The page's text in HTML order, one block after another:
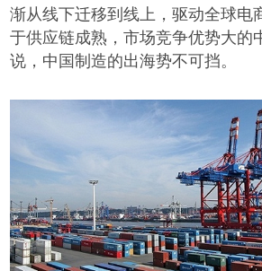
渐从线下迁移到线上，驱动全球电
于供应链成熟，市场竞争优势大的
说，中国制造的出海势不可挡。